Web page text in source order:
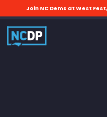
Join NC Dems at West